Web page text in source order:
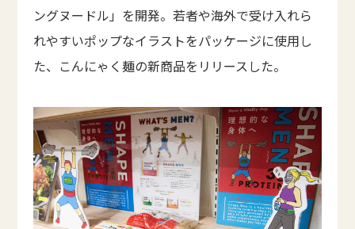
ングヌードル」を開発。若者や海外で受け入れら
れやすいポップなイラストをパッケージに使用し
た、こんにゃく麺の新商品をリリースした。